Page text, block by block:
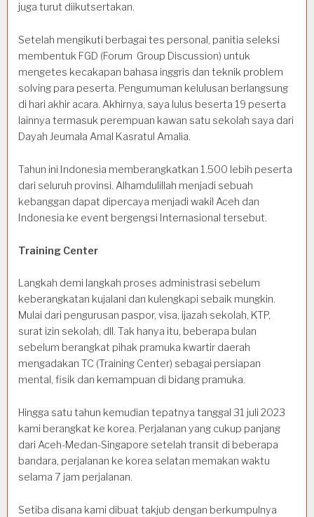
juga turut diikutsertakan.
Setelah mengikuti berbagai tes personal, panitia seleksi
membentuk FGD (Forum Group Discussion) untuk
mengetes kecakapan bahasa inggris dan teknik problem
solving para peserta. Pengumuman kelulusan berlangsung
di hari akhir acara. Akhirnya, saya lulus beserta 19 peserta
lainnya termasuk perempuan kawan satu sekolah saya dari
Dayah Jeumala Amal Kasratul Amalia.
Tahun ini Indonesia memberangkatkan 1.500 lebih peserta
dari seluruh provinsi. Alhamdulillah menjadi sebuah
kebanggan dapat dipercaya menjadi wakil Aceh dan
Indonesia ke event bergengsi Internasional tersebut.
Training Center
Langkah demi langkah proses administrasi sebelum
keberangkatan kujalani dan kulengkapi sebaik mungkin.
Mulai dari pengurusan paspor, visa, ijazah sekolah, KTP,
surat izin sekolah, dll. Tak hanya itu, beberapa bulan
sebelum berangkat pihak pramuka kwartir daerah
mengadakan TC (Training Center) sebagai persiapan
mental, fisik dan kemampuan di bidang pramuka.
Hingga satu tahun kemudian tepatnya tanggal 31 juli 2023
kami berangkat ke korea. Perjalanan yang cukup panjang
dari Aceh-Medan-Singapore setelah transit di beberapa
bandara, perjalanan ke korea selatan memakan waktu
selama 7 jam perjalanan.
Setiba disana kami dibuat takjub dengan berkumpulnya